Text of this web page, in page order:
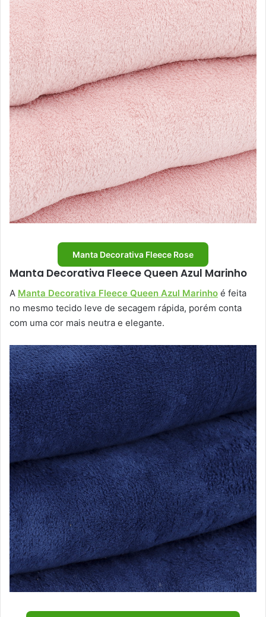
Manta Decorativa Fleece Rose
Manta Decorativa Fleece Queen Azul Marinho
A Manta Decorativa Fleece Queen Azul Marinho é feita
no mesmo tecido leve de secagem rápida, porém conta
com uma cor mais neutra e elegante.